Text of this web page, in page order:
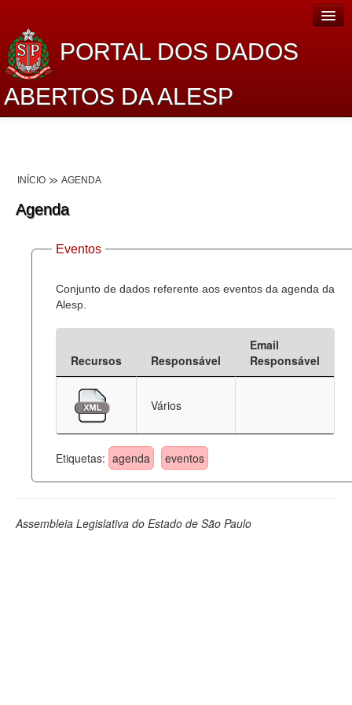
PORTAL DOS DADOS
ABERTOS DA ALESP
Lei de Acesso à Informação
Dados Governamentais Abertos
Planejamento
Catálogo de dados
Deputados Estaduais
Administração
Legislação
INÍCIO AGENDA
Agenda
Eventos
Conjunto de dados referente aos eventos da agenda da
Alesp.
Recursos Responsável
Email
Responsável
Vários
Etiquetas: agenda eventos
Assembleia Legislativa do Estado de São Paulo